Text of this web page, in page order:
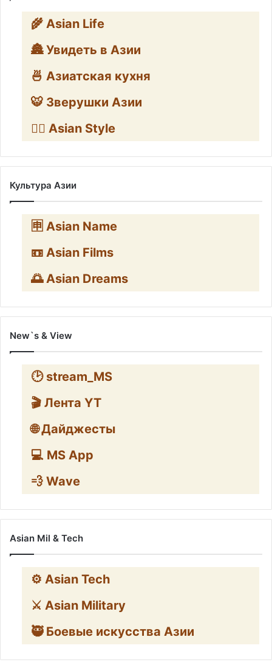
🌾 Asian Life
🏯 Увидеть в Азии
🍜 Азиатская кухня
🐯 Зверушки Азии
🧛‍♂️ Asian Style
Культура Азии
🈸 Asian Name
📼 Asian Films
🌅 Asian Dreams
New`s & View
🕑 stream_MS
🎬 Лента YT
🌐 Дайджесты
💻 MS App
💨 Wave
Asian Mil & Tech
⚙️ Asian Tech
⚔️ Asian Military
🥷 Боевые искусства Азии